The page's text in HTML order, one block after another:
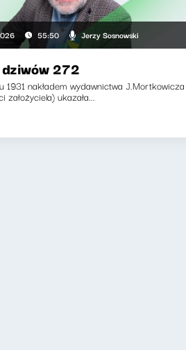
55:50 Jerzy Sosnowski
272
1931 nakładem wydawnictwa J.Mortkowicza
założyciela) ukazała...